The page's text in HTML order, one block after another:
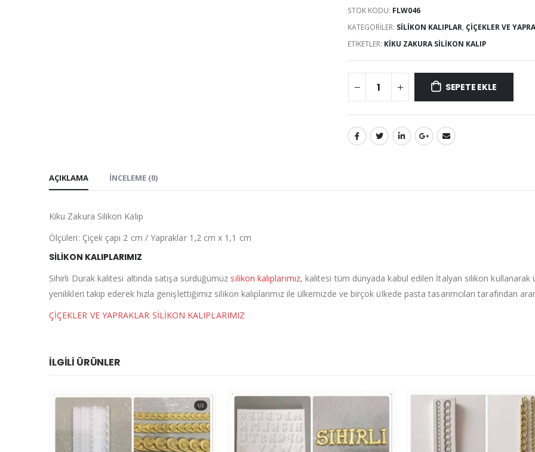
STOK KODU: FLW046
KATEGORILER: SILIKON KALIPLAR, ÇIÇEKLER VE
ETIKETLER: KIKU ZAKURA SILIKON KALIP
SEPETE EKLE
AÇIKLAMA İNCELEME (0)
Kiku Zakura Silikon Kalıp
Ölçüleri: Çiçek çapı 2 cm / Yapraklar 1,2 cm x 1,1 cm
SİLİKON KALIPLARIMIZ
Sihirli Durak kalitesi altında satışa sürdüğümüz silikon kalıplarımız, kalitesi tüm dünyada kabul edilen İtalyan silikon kullanarak
yenilikleri takip ederek hızla genişlettiğimiz silikon kalıplarımız ile ülkemizde ve birçok ülkede pasta tasarımcıları tarafından
ÇİÇEKLER VE YAPRAKLAR SİLİKON KALIPLARIMIZ
İLGILI ÜRÜNLER